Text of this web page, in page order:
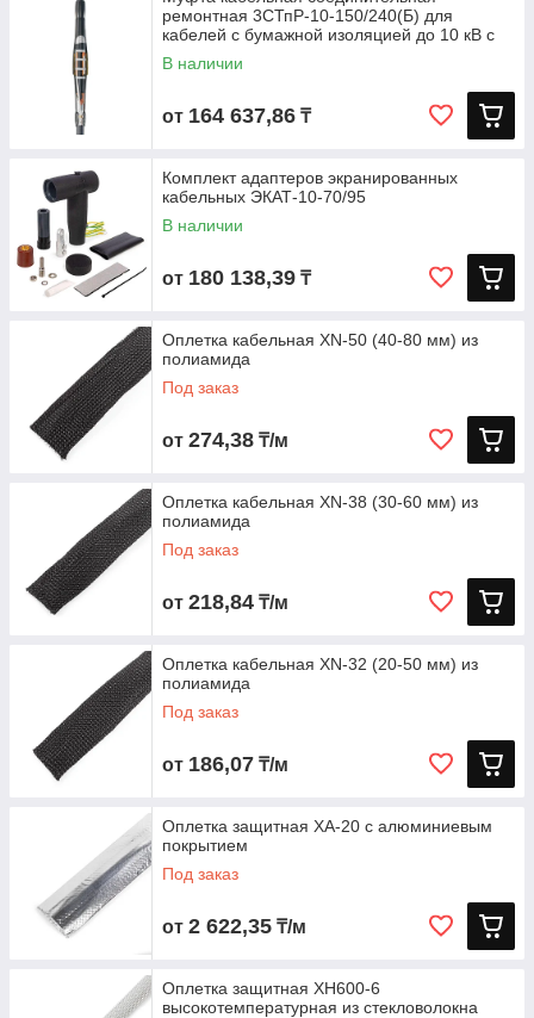
ремонтная 3СТпР-10-150/240(Б) для
кабелей с бумажной изоляцией до 10 кВ с
В наличии
от 164 637,86 ₸
Комплект адаптеров экранированных
кабельных ЭКАТ-10-70/95
В наличии
от 180 138,39 ₸
Оплетка кабельная XN-50 (40-80 мм) из
полиамида
Под заказ
от 274,38 ₸/м
Оплетка кабельная XN-38 (30-60 мм) из
полиамида
Под заказ
от 218,84 ₸/м
Оплетка кабельная XN-32 (20-50 мм) из
полиамида
Под заказ
от 186,07 ₸/м
Оплетка защитная XA-20 с алюминиевым
покрытием
Под заказ
от 2 622,35 ₸/м
Оплетка защитная XH600-6
высокотемпературная из стекловолокна